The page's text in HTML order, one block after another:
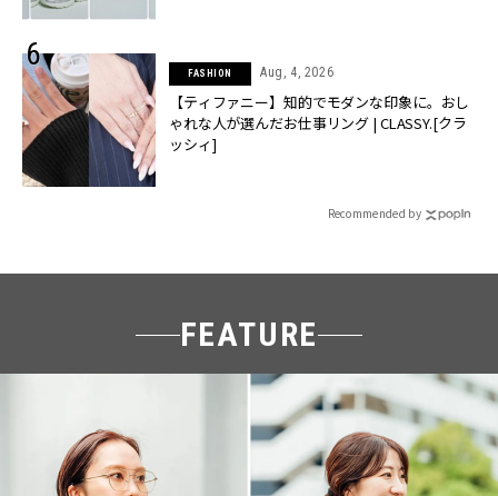
FASHION Aug, 4, 2026
【ティファニー】知的でモダンな印象に。おし
ゃれな人が選んだお仕事リング | CLASSY.[クラ
ッシィ]
Recommended by
FEATURE